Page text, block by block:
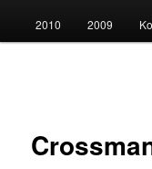
2010 2009